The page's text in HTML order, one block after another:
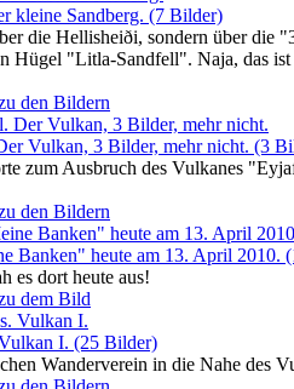
kleine Sandberg. (7 Bilder)
die Hellisheiði, sondern über die
Hügel "Litla-Sandfell". Naja, das
den Bildern
Vulkan, 3 Bilder, mehr nicht. (3
zum Ausbruch des Vulkanes
den Bildern
Banken" heute am 13. April 2010.
es dort heute aus!
dem Bild
I. (25 Bilder)
Wanderverein in die Nahe des